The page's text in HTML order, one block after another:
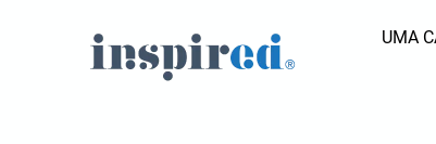
UMA
Pesquisar por palavra-chave